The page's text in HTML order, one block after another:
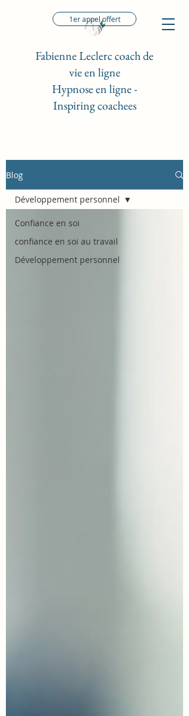
Fabienne Leclerc coach de
vie en ligne
Hypnose en ligne -
Inspiring coachees
1er appel offert
Blog
Confiance en soi
confiance en soi au travail
Développement personnel
Développement personnel